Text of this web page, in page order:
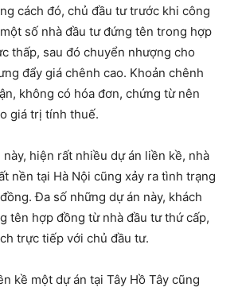
cách đó, chủ đầu tư trước khi công
số nhà đầu tư đứng tên trong hợp
thấp, sau đó chuyển nhượng cho
đẩy giá chênh cao. Khoản chênh
không có hóa đơn, chứng từ nên
giá trị tính thuế.
hiện rất nhiều dự án liền kề, nhà
nền tại Hà Nội cũng xảy ra tình trạng
Đa số những dự án này, khách
tên hợp đồng từ nhà đầu tư thứ cấp,
trực tiếp với chủ đầu tư.
kề một dự án tại Tây Hồ Tây cũng